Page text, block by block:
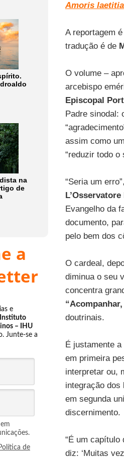
na
de
a
e
Instituto
– IHU
Junte-se a
de
Amoris laetitia
A reportagem
tradução é de
O volume –
arcebispo
Episcopal
Padre sinodal:
assim como
“reduzir todo o
“Seria um
Evangelho da
documento,
pelo bem dos
O cardeal,
diminua o seu
concentra
doutrinais.
É justamente
em primeira
interpretar ou,
integração dos
em segunda
discernimento.
“É um capítulo
diz: ‘Muitas